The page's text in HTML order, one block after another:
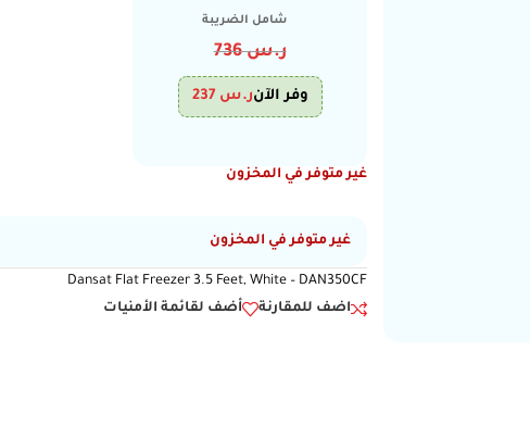
شامل الضريبة
ر.س736
وفر الآنر.س 237
غير متوفر في المخزون
غير متوفر في المخزون
Dansat Flat Freezer 3.5 Feet, White – DAN350CF
اضف للمقارنة
أضف لقائمة الأمنيات